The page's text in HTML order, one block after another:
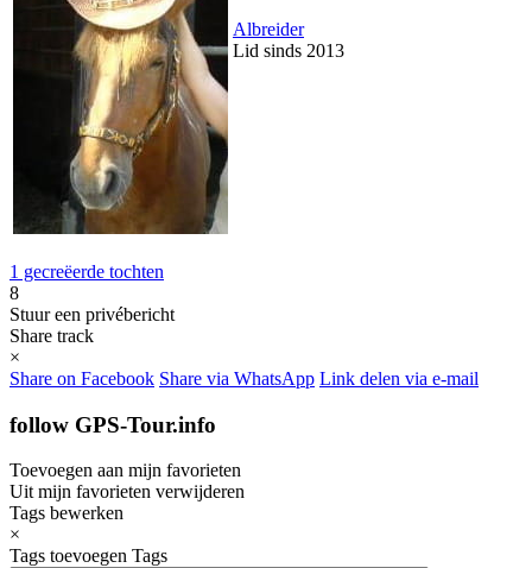
Albreider
Lid sinds 2013
1 gecreëerde tochten
8
Stuur een privébericht
Share track
×
Share on Facebook Share via WhatsApp Link delen via e-mail
follow GPS-Tour.info
Toevoegen aan mijn favorieten
Uit mijn favorieten verwijderen
Tags bewerken
×
Tags toevoegen Tags